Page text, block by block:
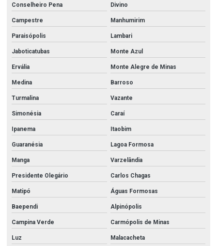
União galvanizado 2 1 2
União galvanizado 3
União roscada aço carbono
Válvula agulha
Válvula agulha inox
Válvula borboleta 2 polegadas
Válvula borboleta 3 polegadas
Válvula borboleta 6 polegadas
Valvula borboleta em aço inox
Válvula borboleta sanitária
Válvula borboleta wafer
Válvula esfera 3 vias
Válvula esfera monobloco
Conselheiro Pena Divino
Campestre Manhumirim
Paraisópolis Lambari
Jaboticatubas Monte Azul
Ervália Monte Alegre de Minas
Medina Barroso
Turmalina Vazante
Simonésia Caraí
Ipanema Itaobim
Guaranésia Lagoa Formosa
Manga Varzelândia
Presidente Olegário Carlos Chagas
Matipó Águas Formosas
Baependi Alpinópolis
Campina Verde Carmópolis de Minas
Luz Malacacheta